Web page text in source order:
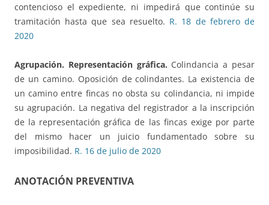
contencioso el expediente, ni impedirá que continúe su
tramitación hasta que sea resuelto. R. 18 de febrero de
2020
Agrupación. Representación gráfica. Colindancia a pesar
de un camino. Oposición de colindantes. La existencia de
un camino entre fincas no obsta su colindancia, ni impide
su agrupación. La negativa del registrador a la inscripción
de la representación gráfica de las fincas exige por parte
del mismo hacer un juicio fundamentado sobre su
imposibilidad. R. 16 de julio de 2020
ANOTACIÓN PREVENTIVA